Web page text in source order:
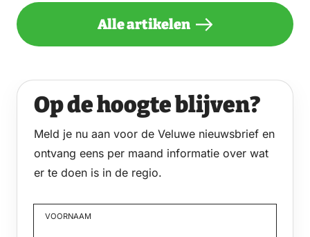
Alle artikelen
Op de hoogte blijven?
Meld je nu aan voor de Veluwe nieuwsbrief en
ontvang eens per maand informatie over wat
er te doen is in de regio.
VOORNAAM